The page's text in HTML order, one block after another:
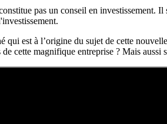
pas un conseil en investissement.
qui est à l’origine du sujet de cette
cette magnifique entreprise ? Mais aussi